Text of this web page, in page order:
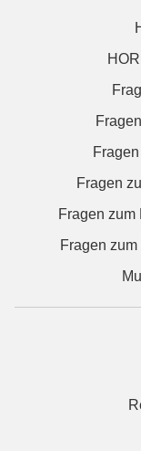
Fragen
Fragen zum
Fragen